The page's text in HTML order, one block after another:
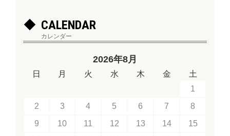
CALENDAR
カレンダー
2026年8月
日 月 火 水 木 金
土
1
2
3 4 5 6 7
8
9
10 11 12 13 14
15